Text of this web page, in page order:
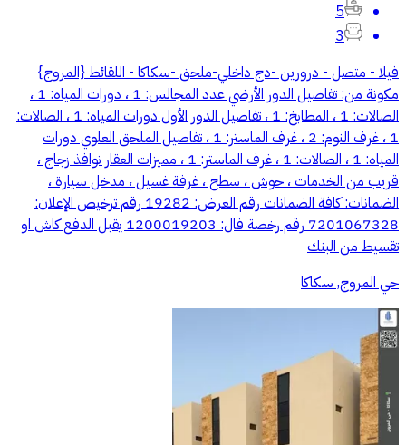
5
3
فيلا - متصل - درورين -دج داخلي-ملحق -سكاكا - اللقائط {المروج}
مكونة من: تفاصيل الدور الأرضي عدد المجالس: 1 ، دورات المياه: 1 ،
الصالات: 1 ، المطابخ: 1 ، تفاصيل الدور الأول دورات المياه: 1 ، الصالات:
1 ، غرف النوم: 2 ، غرف الماستر: 1 ، تفاصيل الملحق العلوي دورات
المياه: 1 ، الصالات: 1 ، غرف الماستر: 1 ، مميزات العقار نوافذ زجاج ،
قريب من الخدمات ، حوش ، سطح ، غرفة غسيل ، مدخل سيارة ،
الضمانات: كافة الضمانات رقم العرض: 19282 رقم ترخيص الإعلان:
7201067328 رقم رخصة فال: 1200019203 يقبل الدفع كاش او
تقسيط من البنك
حي المروج, سكاكا